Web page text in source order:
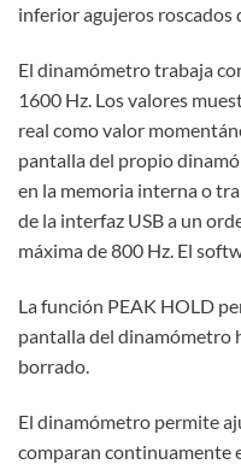
inferior agujeros
El dinamómetro trabaja
1600 Hz. Los valores
real como valor
pantalla del propio
en la memoria interna o
de la interfaz USB a un
máxima de 800 Hz. El
La función PEAK HOLD
pantalla del dinamómetro
borrado.
El dinamómetro permite
comparan continuamente